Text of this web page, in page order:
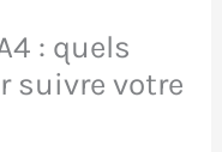
: quels
suivre votre